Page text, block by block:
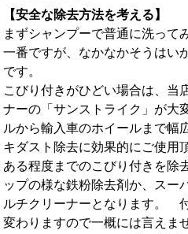
【安全な除去方法を考える】
まずシャンプーで普通に洗って
一番ですが、なかなかそうはい
です。
こびり付きがひどい場合は、当
ナーの「サンストライク」が大
ルから輸入車のホイールまで幅
キダスト除去に効果的にご使用
ある程度までのこびり付きを除
ップの様な鉄粉除去剤か、スー
ルチクリーナーとなります。
変わりますので一概には言えま